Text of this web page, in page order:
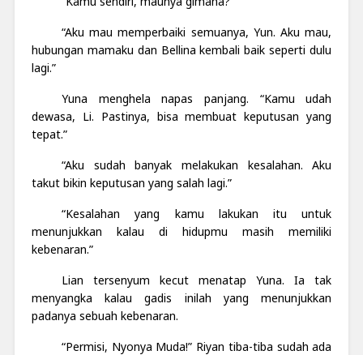
“Aku mau memperbaiki semuanya, Yun. Aku mau,
hubungan mamaku dan Bellina kembali baik seperti dulu
lagi.”
Yuna menghela napas panjang. “Kamu udah
dewasa, Li. Pastinya, bisa membuat keputusan yang
tepat.”
“Aku sudah banyak melakukan kesalahan. Aku
takut bikin keputusan yang salah lagi.”
“Kesalahan yang kamu lakukan itu untuk
menunjukkan kalau di hidupmu masih memiliki
kebenaran.”
Lian tersenyum kecut menatap Yuna. Ia tak
menyangka kalau gadis inilah yang menunjukkan
padanya sebuah kebenaran.
“Permisi, Nyonya Muda!” Riyan tiba-tiba sudah ada